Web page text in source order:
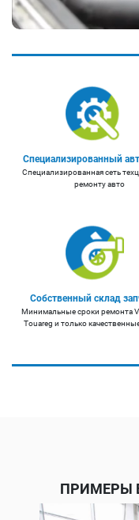
Специализированный
Специализированная сеть
ремонту авто
Собственный склад
Минимальные сроки ремонта
Touareg и только
ПРИМЕРЫ